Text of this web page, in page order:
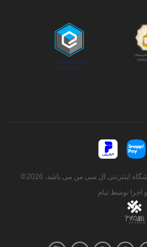
اینترنتی ال سی من می باشد. 2026©
اجرا توسطتیام